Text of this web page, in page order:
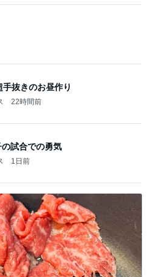
抜きのお昼作り
22時間前
試合での勇気
1日前